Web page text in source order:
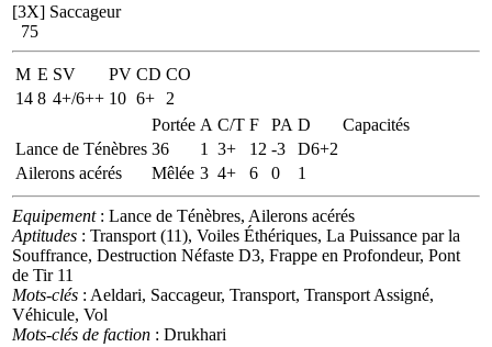
[3X] Saccageur
75
M E SV PV CD CO
14 8 4+/6++ 10 6+
2
Portée A C/T F PA D
Capacités
Lance de Ténèbres 36 1 3+ 12 -3
D6+2
Ailerons acérés
Mêlée 3 4+ 6 0 1
Equipement: Lance de Ténèbres, Ailerons acérés
Aptitudes : Transport (11), Voiles Éthériques, La Puissance par la
Souffrance, Destruction Néfaste D3, Frappe en Profondeur, Pont
de Tir 11
Mots-clés : Aeldari, Saccageur, Transport, Transport Assigné,
Véhicule, Vol
Mots-clés de faction : Drukhari